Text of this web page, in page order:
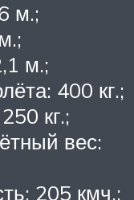
м.;
м.;
400 кг.;
кг.;
вес:
205 кмч.;